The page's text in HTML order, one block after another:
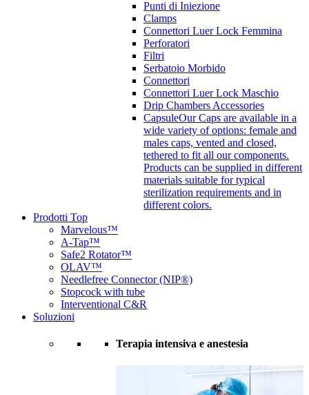
Punti di Iniezione
Clamps
Connettori Luer Lock Femmina
Perforatori
Filtri
Serbatoio Morbido
Connettori
Connettori Luer Lock Maschio
Drip Chambers Accessories
CapsuleOur Caps are available in a
wide variety of options: female and
males caps, vented and closed,
tethered to fit all our components.
Products can be supplied in different
materials suitable for typical
sterilization requirements and in
different colors.
Prodotti Top
Marvelous™
A-Tap™
Safe2 Rotator™
OLAV™
Needlefree Connector (NIP®)
Stopcock with tube
Interventional C&R
Soluzioni
Terapia intensiva e anestesia